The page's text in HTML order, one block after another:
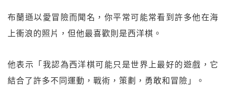
布蘭遜以愛冒險而聞名，你平常可能常看到許多他在海
上衝浪的照片，但他最喜歡則是西洋棋。
他表示「我認為西洋棋可能只是世界上最好的遊戲，它
結合了許多不同運動，戰術，策劃，勇敢和冒險」。